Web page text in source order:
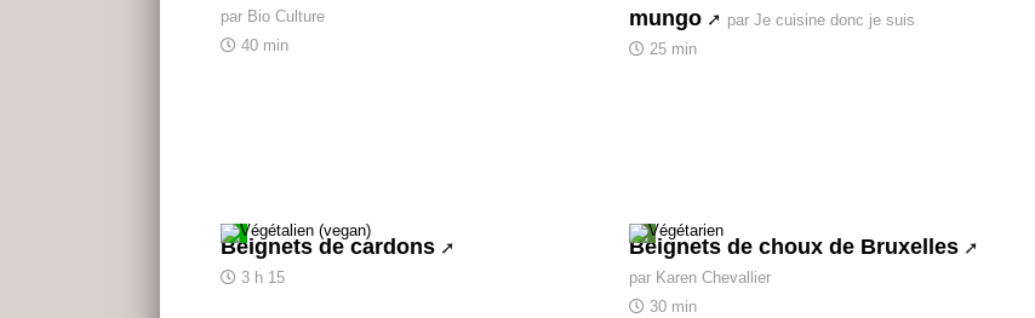
par Bio Culture
40 min
mungo
par Je cuisine donc je suis
25 min
Beignets de cardons
3 h 15
Beignets de choux de Bruxelles
par Karen Chevallier
30 min